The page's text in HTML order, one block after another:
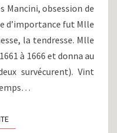
Mancini, obsession de
d’importance fut Mlle
la tendresse. Mlle
à 1666 et donna au
survécurent). Vint
LIRE LA SUITE